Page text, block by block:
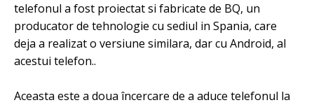
telefonul a fost proiectat si fabricate de BQ, un
producator de tehnologie cu sediul in Spania, care
deja a realizat o versiune similara, dar cu Android, al
acestui telefon..
Aceasta este a doua încercare de a aduce telefonul la